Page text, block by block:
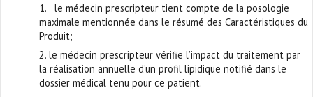
1. le médecin prescripteur tient compte de la posologie
maximale mentionnée dans le résumé des Caractéristiques du
Produit;
2. le médecin prescripteur vérifie l’impact du traitement par
la réalisation annuelle d’un profil lipidique notifié dans le
dossier médical tenu pour ce patient.